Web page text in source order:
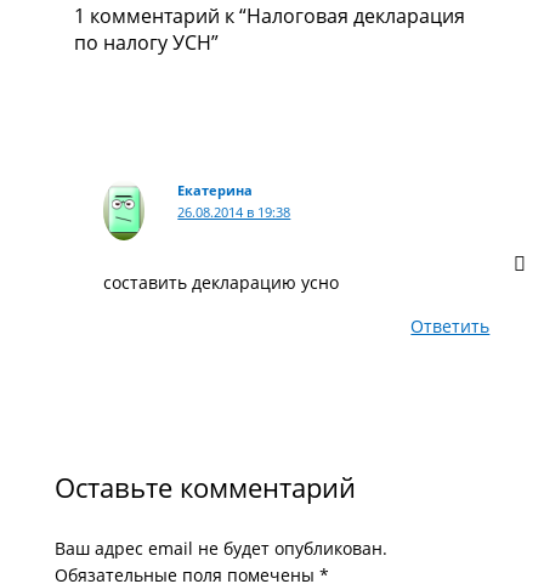
1 комментарий к “Налоговая декларация
по налогу УСН”
Екатерина
26.08.2014 в 19:38
составить декларацию усно
Ответить
Оставьте комментарий
Ваш адрес email не будет опубликован.
Обязательные поля помечены *